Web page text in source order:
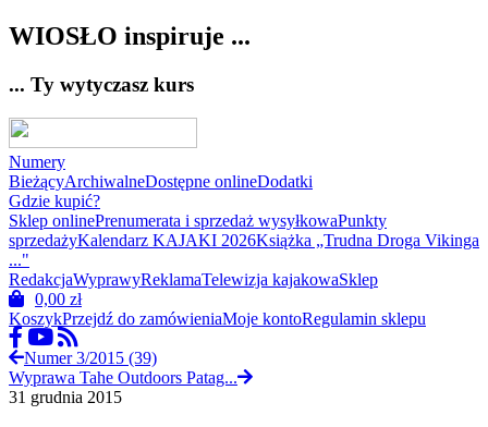
WIOSŁO inspiruje ...
... Ty wytyczasz kurs
Numery
BieżącyArchiwalneDostępne onlineDodatki
Gdzie kupić?
Sklep onlinePrenumerata i sprzedaż wysyłkowaPunkty
sprzedażyKalendarz KAJAKI 2026Książka „Trudna Droga Vikinga
..."
RedakcjaWyprawyReklamaTelewizja kajakowaSklep
0,00 zł
KoszykPrzejdź do zamówieniaMoje kontoRegulamin sklepu
Numer 3/2015 (39)
Wyprawa Tahe Outdoors Patag...
31 grudnia 2015